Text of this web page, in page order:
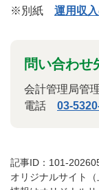
※別紙 運用収
問い合わせ
会計管理局管
電話 03-
記事ID：101-
オリジナルサイト